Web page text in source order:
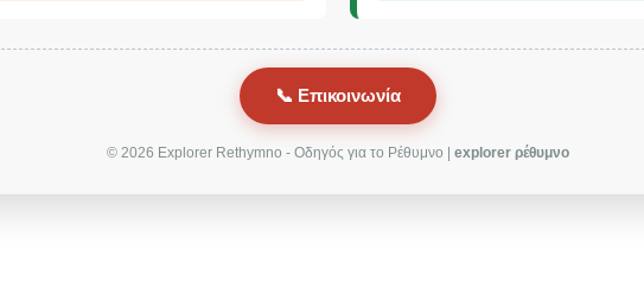
📞 Επικοινωνία
© 2026 Explorer Rethymno - Οδηγός για το Ρέθυμνο | explorer ρέθυμνο